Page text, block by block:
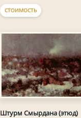
СТОИМОСТЬ
Штурм Смырдана (этюд)